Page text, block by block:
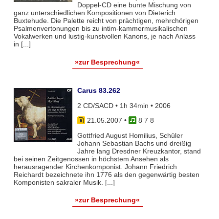
Doppel-CD eine bunte Mischung von
ganz unterschiedlichen Kompositionen von Dieterich
Buxtehude. Die Palette reicht von prächtigen, mehrchörigen
Psalmenvertonungen bis zu intim-kammermusikalischen
Vokalwerken und lustig-kunstvollen Kanons, je nach Anlass
in [...]
»zur Besprechung«
Carus 83.262
2 CD/SACD • 1h 34min • 2006
21.05.2007 •
8 7 8
Gottfried August Homilius, Schüler
Johann Sebastian Bachs und dreißig
Jahre lang Dresdner Kreuzkantor, stand
bei seinen Zeitgenossen in höchstem Ansehen als
herausragender Kirchenkomponist. Johann Friedrich
Reichardt bezeichnete ihn 1776 als den gegenwärtig besten
Komponisten sakraler Musik. [...]
»zur Besprechung«